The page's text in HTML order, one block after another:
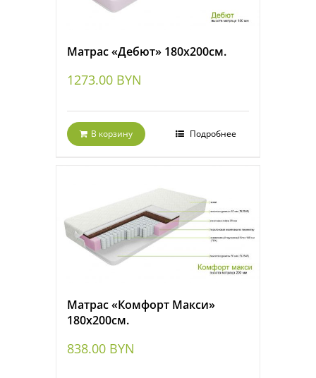
Матрас «Дебют» 180х200см.
1273.00 BYN
В корзину Подробнее
Матрас «Комфорт Макси»
180х200см.
838.00 BYN